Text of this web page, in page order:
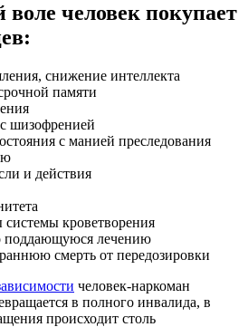
воле человек покупает
снижение интеллекта
памяти
шизофренией
с манией преследования
и действия
кроветворения
поддающуюся лечению
смерть от передозировки
человек-наркоман
в полного инвалида, в
происходит столь